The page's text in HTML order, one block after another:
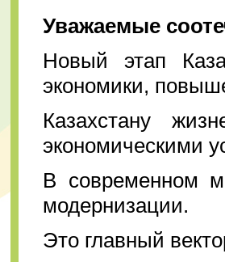
Уважаемые
Новый этап
экономики,
Казахстану
экономическими
В современном
модернизации.
Это главный